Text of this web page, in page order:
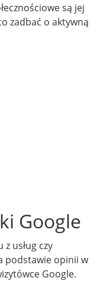
są jej
zadbać o aktywną
Google
usług czy
podstawie opinii w
Google.